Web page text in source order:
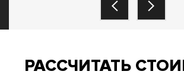
РАССЧИТАТЬ